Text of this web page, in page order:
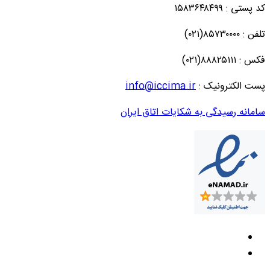
کد پستی : ۱۵۸۳۶۴۸۴۹۹
تلفن : ۸۵۷۳۰۰۰۰(۰۲۱)
فکس : ۸۸۸۲۵۱۱۱(۰۲۱)
پست الکترونیک :info@iccima.ir
سامانه رسیدگی به شکایات اتاق ایران